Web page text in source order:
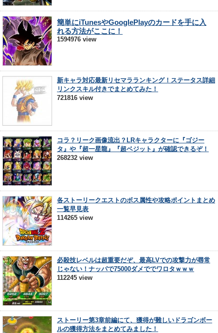
簡単にiTunesやGooglePlayのカードを手に入
れる方法がここに！
1594976 view
新キャラ対応最新リセマラランキング！ステータス詳細
リンクスキル付きでまとめてみた！
721816 view
コラ？リーク画像流出？LRキャラクターに『ゴジー
タ』や『超一星龍』『超ベジット』が確認できるぞ！
268232 view
各ストーリークエストのボス属性や攻略ポイントまとめ
一覧早見表
114265 view
必殺技レベルは超重要だぞ、最高LVでの攻撃力が尋常
じゃない！ナッパで75000ダメででワロタｗｗｗ
112245 view
ストーリー第3章前編にて、獲得が難しいドラゴンボー
ルの獲得方法をまとめてみました！